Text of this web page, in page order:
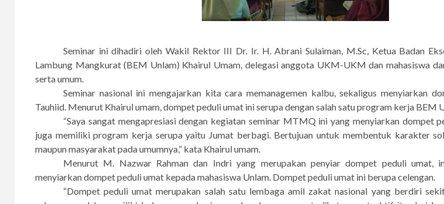
Seminar ini dihadiri oleh Wakil Rektor III Dr. Ir. H. Abrani Sulaiman, M.Sc, Ketua Badan
Lambung Mangkurat (BEM Unlam) Khairul Umam, delegasi anggota UKM-UKM dan mahasiswa
serta umum.
Seminar nasional ini mengajarkan kita cara memanagemen kalbu, sekaligus menyiarkan
Tauhiid. Menurut Khairul umam, dompet peduli umat ini serupa dengan salah satu program kerja BEM
“Saya sangat mengapresiasi dengan kegiatan seminar MTMQ ini yang menyiarkan dompet
juga memiliki program kerja serupa yaitu Jumat berbagi. Bertujuan untuk membentuk karakter
maupun masyarakat pada umumnya,” kata Khairul umam.
Menurut M. Nazwar Rahman dan Indri yang merupakan penyiar dompet peduli umat,
menyiarkan dompet peduli umat kepada mahasiswa Unlam. Dompet peduli umat ini berupa celengan.
“Dompet peduli umat merupakan salah satu lembaga amil zakat nasional yang berdiri